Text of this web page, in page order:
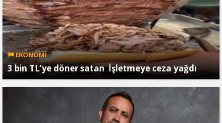
EKONOMİ
3 bin TL’ye döner satan İşletmeye ceza yağdı